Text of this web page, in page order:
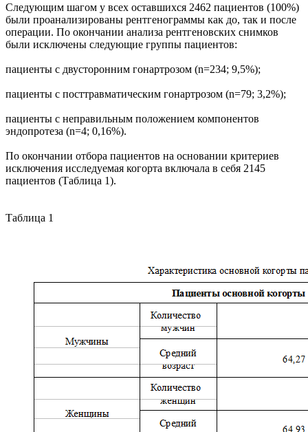
Следующим шагом у всех оставшихся 2462 пациентов (100%)
были проанализированы рентгенограммы как до, так и после
операции. По окончании анализа рентгеновских снимков
были исключены следующие группы пациентов:
пациенты с двусторонним гонартрозом (n=234; 9,5%);
пациенты с посттравматическим гонартрозом (n=79; 3,2%);
пациенты с неправильным положением компонентов
эндопротеза (n=4; 0,16%).
По окончании отбора пациентов на основании критериев
исключения исследуемая когорта включала в себя 2145
пациентов (Таблица 1).
Таблица 1